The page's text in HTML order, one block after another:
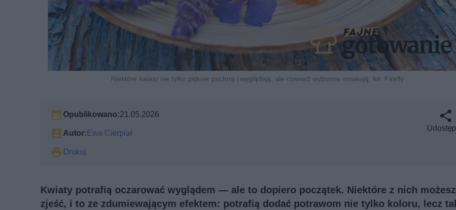
Niektóre kwiaty nie tylko pięknie pachną i wyglądają, ale również wybornie smakują, fot. Firefly
Opublikowano:21.05.2026
Autor:Ewa Cierpiał
Drukuj
Kwiaty potrafią oczarować wyglądem — ale to dopiero początek. Niektóre z nich
zjeść, i to ze zdumiewającym efektem: potrafią dodać potrawom nie tylko koloru, lecz